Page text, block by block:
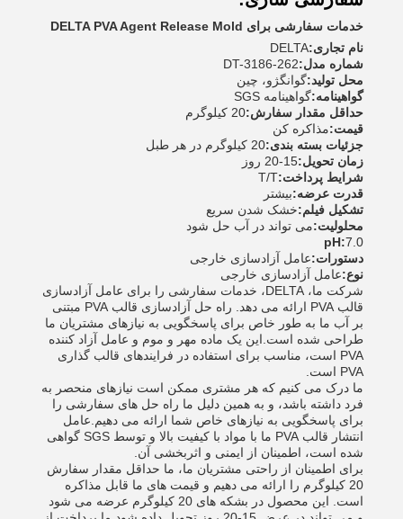
خدمات سفارشی برای DELTA PVA Agent Release Mold
نام تجاری:DELTA
شماره مدل:DT-3186-262
محل تولید:گوانگژو، چین
گواهینامه:گواهینامه SGS
حداقل مقدار سفارش:20 کیلوگرم
قیمت:مذاکره کن
جزئیات بسته بندی:20 کیلوگرم در هر طبل
زمان تحویل:15-20 روز
شرایط پرداخت:T/T
قدرت عرضه:بیشتر
تشکيل فيلم:خشک شدن سریع
محلولیت:می تواند در آب حل شود
pH:7.0
دستورات:عامل آزادسازی خارجی
نوع:عامل آزادسازی خارجی
شرکت ما، DELTA، خدمات سفارشی را برای عامل آزادسازی
قالب PVA ارائه می دهد. راه حل آزادسازی قالب PVA مبتنی
بر آب ما به طور خاص برای پاسخگویی به نیازهای مشتریان ما
طراحی شده است.این یک ماده مهر و موم و عامل آزاد کننده
PVA است، مناسب برای استفاده در فرایندهای قالب گذاری
PVA است.
ما درک می کنیم که هر مشتری ممکن است نیازهای منحصر به
فرد داشته باشد، و به همین دلیل ما راه حل های سفارشی را
برای پاسخگویی به نیازهای خاص شما ارائه می دهیم.عامل
انتشار قالب PVA ما با مواد با کیفیت بالا و توسط SGS گواهی
شده است، اطمینان از ایمنی و اثربخشی آن.
برای اطمینان از راحتی مشتریان ما، ما حداقل مقدار سفارش
20 کیلوگرم را ارائه می دهیم و قیمت های ما قابل مذاکره
است. این محصول در بشکه های 20 کیلوگرم عرضه می شود